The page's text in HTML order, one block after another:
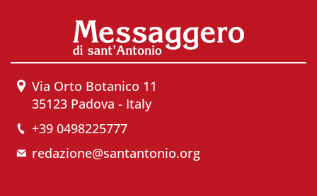
Via Orto Botanico 11
35123 Padova - Italy
+39 0498225777
redazione@santantonio.org